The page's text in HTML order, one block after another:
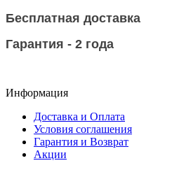
Бесплатная доставка
Гарантия - 2 года
Информация
Доставка и Оплата
Условия соглашения
Гарантия и Возврат
Акции